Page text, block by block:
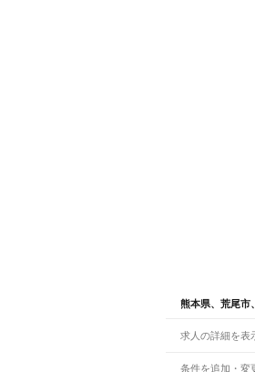
熊本県、荒尾市
求人の詳細を表
条件を追加・変